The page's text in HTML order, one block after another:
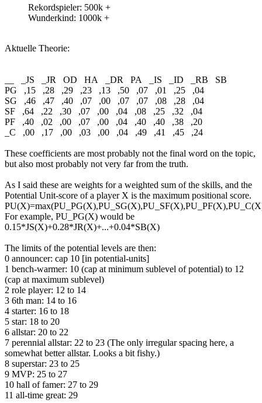
Rekordspieler: 500k +
Wunderkind: 1000k +
Aktuelle Theorie:
__ _JS _JR OD HA _DR PA _IS _ID _RB SB
PG ,15 ,28 ,29 ,23 ,13 ,50 ,07 ,01 ,25 ,04
SG ,46 ,47 ,40 ,07 ,00 ,07 ,07 ,08 ,28 ,04
SF ,64 ,22 ,30 ,07 ,00 ,04 ,08 ,25 ,32 ,04
PF ,40 ,02 ,00 ,07 ,00 ,04 ,40 ,40 ,38 ,20
_C ,00 ,17 ,00 ,03 ,00 ,04 ,49 ,41 ,45 ,24
These coefficients are most probably not the final word on the topic,
but also most probably not very far from the truth.
As I said these are weights for a weighted sum of the skills, and the
Potential Unit-score of a player X is the maximum positional score.
For example, PU_PG(X) would be
0.15*JS(X)+0.28*JR(X)+...+0.04*SB(X)
The limits of the potential levels are then:
0 announcer: cap 10 [in potential-units]
1 bench-warmer: 10 (cap at minimum sublevel of potential) to 12
(cap at maximum sublevel)
2 role player: 12 to 14
3 6th man: 14 to 16
4 starter: 16 to 18
5 star: 18 to 20
6 allstar: 20 to 22
7 perennial allstar: 22 to 23 (The only irregular spacing here, a
somewhat better allstar. Looks a bit fishy.)
8 superstar: 23 to 25
9 MVP: 25 to 27
10 hall of famer: 27 to 29
11 all-time great: 29